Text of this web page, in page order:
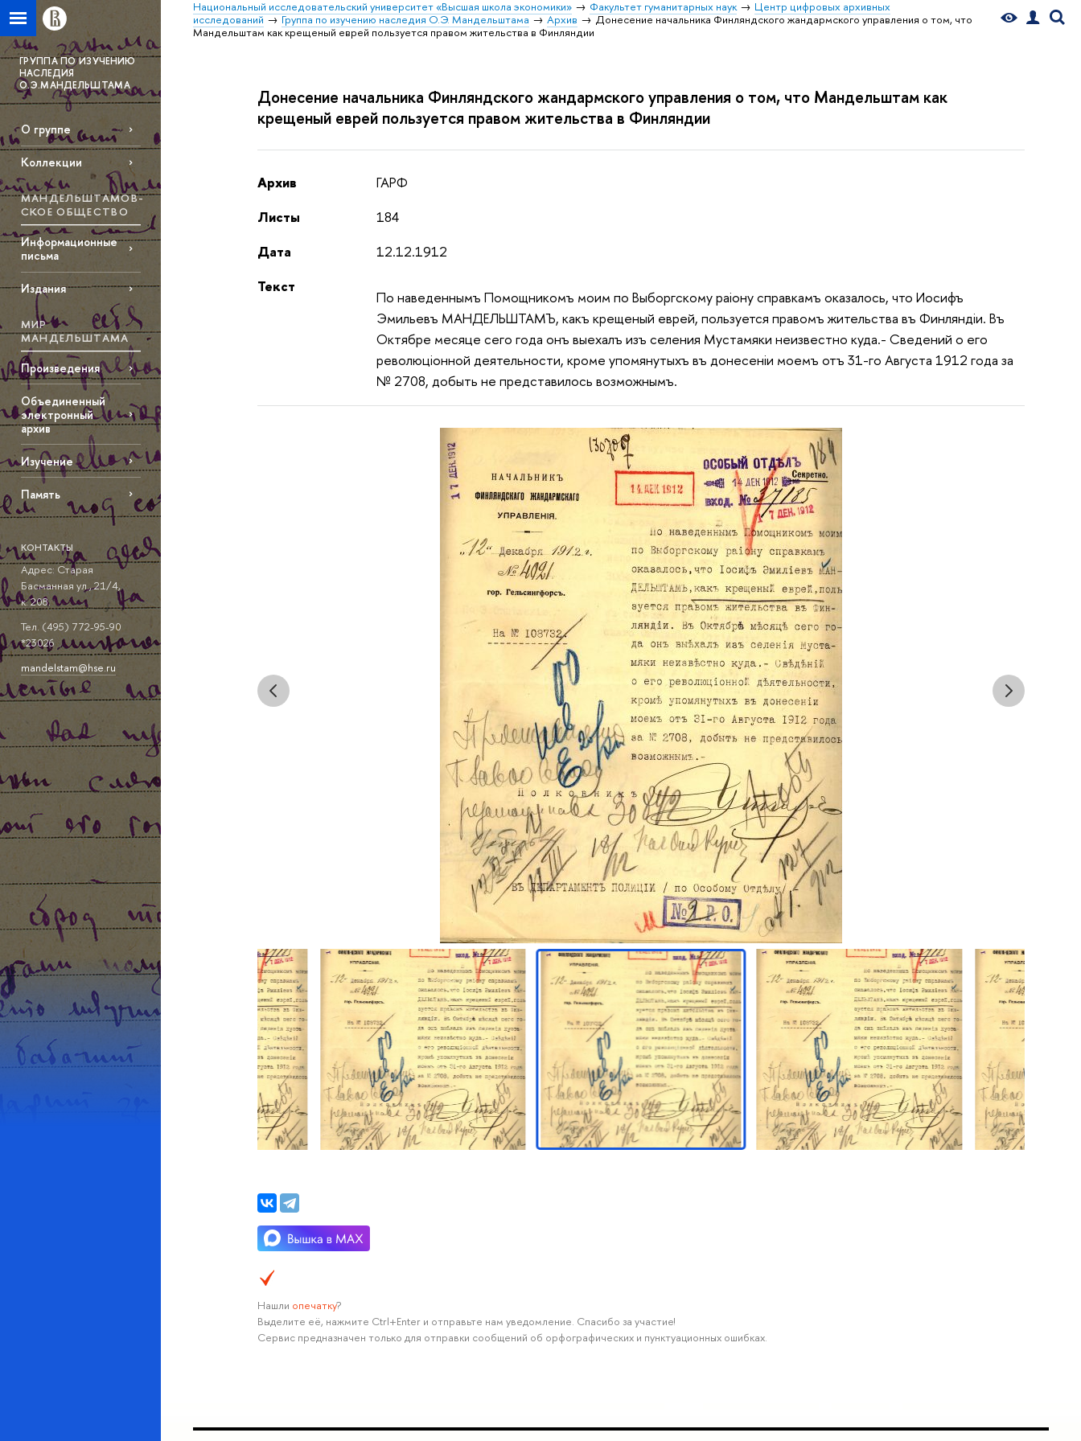
Национальный исследовательский университет «Высшая школа экономики» Факультет гуманитарных наук
Центр цифровых архивных
исследований
Группа по изучению наследия О.Э. Мандельштама Архив
Донесение начальника Финляндского жандармского управления о том, что
Мандельштам как крещеный еврей пользуется правом жительства в Финляндии
ГРУППА ПО ИЗУЧЕНИЮ
НАСЛЕДИЯ
О.Э.МАНДЕЛЬШТАМА
О группе
Коллекции
МАНДЕЛЬШТАМОВ­
СКОЕ ОБЩЕСТВО
Информационные
письма
Издания
МИР
МАНДЕЛЬШТАМА
Произведения
Объединенный
электронный
архив
Изучение
Память
КОНТАКТЫ
Адрес: Старая
Басманная ул., 21/4,
к. 208.
Тел. (495) 772-95-90
*23026
mandelstam@hse.ru
Донесение начальника Финляндского жандармского управления о том, что Мандельштам как
крещеный еврей пользуется правом жительства в Финляндии
Архив
ГАРФ
Листы
184
Дата
12.12.1912
Текст
По наведеннымъ Помощникомъ моим по Выборгскому paioнy справкамъ оказалось, что Иосифъ
Эмильевъ МАНДЕЛЬШТАМЪ, какъ крещеный еврей, пользуется правомъ жительства въ Финляндiи. Въ
Октябре месяце сего года онъ выехалъ изъ селения Мустамяки неизвестно куда.- Сведений о его
революцiонной деятельности, кроме упомянутыхъ въ донесенiи моемъ отъ 31-го Августа 1912 года за
№ 2708, добыть не представилось возможнымъ.
Нашли опечатку?
Выделите её, нажмите Ctrl+Enter и отправьте нам уведомление. Спасибо за участие!
Сервис предназначен только для отправки сообщений об орфографических и пунктуационных ошибках.